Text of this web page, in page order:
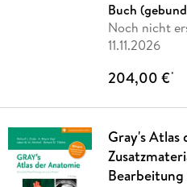
Buch
Noch nicht
11.11.2026
204,00 €*
Gray's